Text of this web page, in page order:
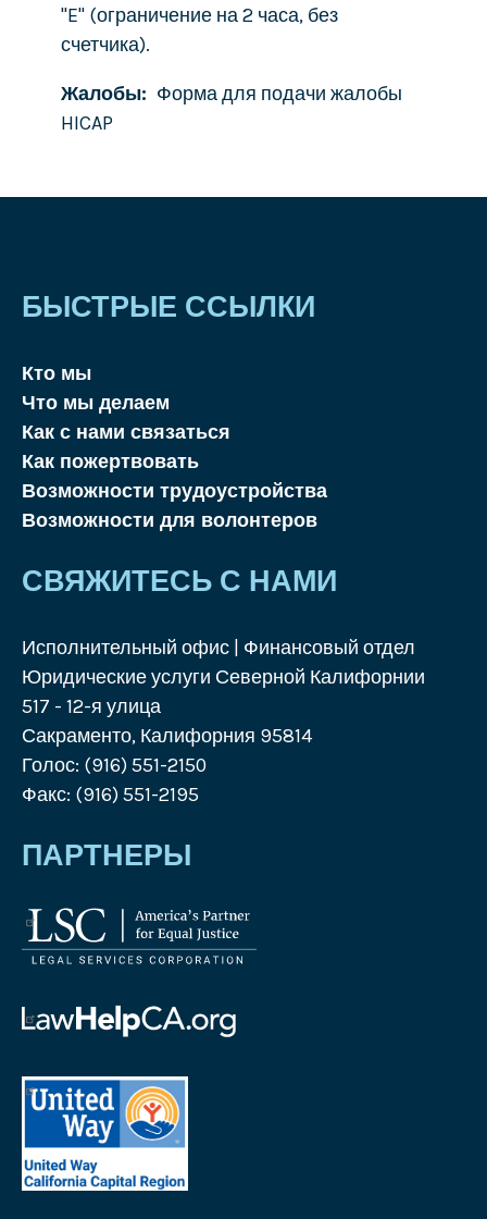
"E" (ограничение на 2 часа, без
счетчика).
Жалобы
Форма для подачи жалобы
HICAP
БЫСТРЫЕ ССЫЛКИ
Кто мы
Что мы делаем
Как с нами связаться
Как пожертвовать
Возможности трудоустройства
Возможности для волонтеров
СВЯЖИТЕСЬ С НАМИ
Исполнительный офис | Финансовый отдел
Юридические услуги Северной Калифорнии
517 - 12-я улица
Сакраменто, Калифорния 95814
Голос: (916) 551-2150
Факс: (916) 551-2195
ПАРТНЕРЫ
Логотип
Корпорации
услуг
Логотип
Help
California
Логотип
United
California
Capital